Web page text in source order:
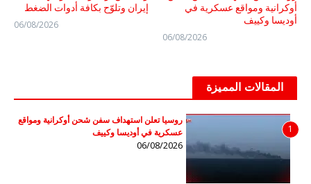
أوكرانية ومواقع عسكرية في
أوديسا وكييف
06/08/2026
إيران وتلوّح بكافة أدوات الضغط
06/08/2026
المقالات المميزة
1
روسيا تعلن استهداف سفن شحن أوكرانية ومواقع
عسكرية في أوديسا وكييف
06/08/2026